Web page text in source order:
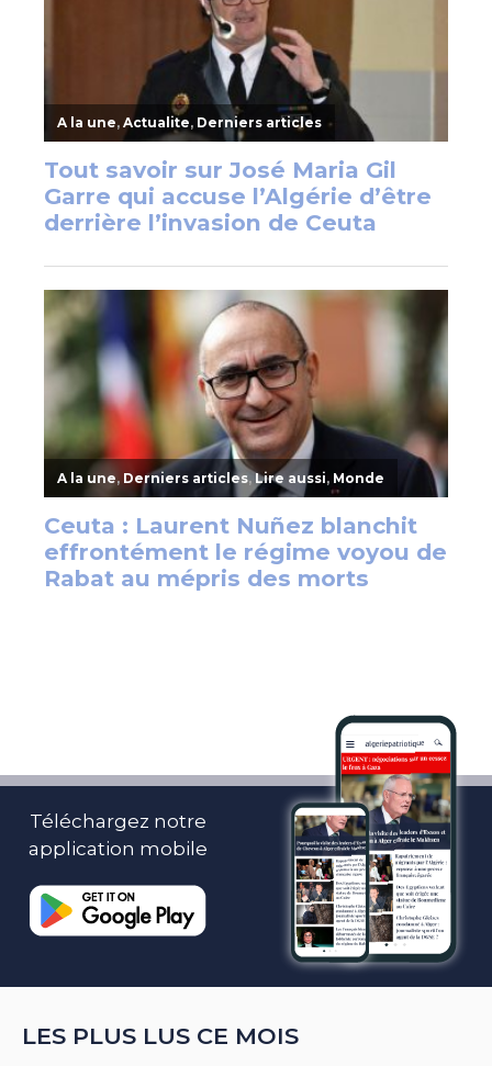
Téléchargez notre
application mobile
LES PLUS LUS CE MOIS